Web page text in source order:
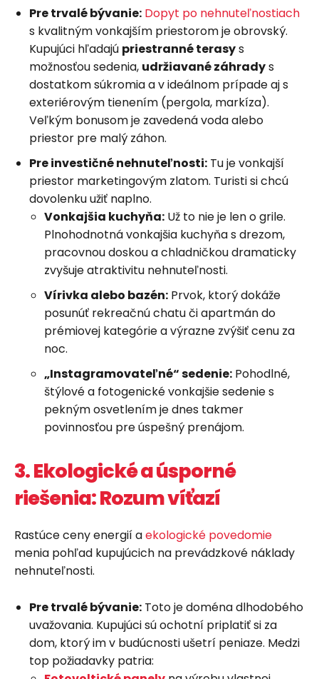
Pre trvalé bývanie: Dopyt po nehnuteľnostiach
s kvalitným vonkajším priestorom je obrovský.
Kupujúci hľadajú priestranné terasys
možnosťou sedenia, udržiavané záhradys
dostatkom súkromia a v ideálnom prípade aj s
exteriérovým tienením (pergola, markíza).
Veľkým bonusom je zavedená voda alebo
priestor pre malý záhon.
Pre investičné nehnuteľnosti: Tu je vonkajší
priestor marketingovým zlatom. Turisti si chcú
dovolenku užiť naplno.
Vonkajšia kuchyňa: Už to nie je len o grile.
Plnohodnotná vonkajšia kuchyňa s drezom,
pracovnou doskou a chladničkou dramaticky
zvyšuje atraktivitu nehnuteľnosti.
Vírivka alebo bazén: Prvok, ktorý dokáže
posunúť rekreačnú chatu či apartmán do
prémiovej kategórie a výrazne zvýšiť cenu za
noc.
„Instagramovateľné“ sedenie: Pohodlné,
štýlové a fotogenické vonkajšie sedenie s
pekným osvetlením je dnes takmer
povinnosťou pre úspešný prenájom.
3. Ekologické a úsporné
riešenia: Rozum víťazí
Rastúce ceny energií aekologické povedomie
menia pohľad kupujúcich na prevádzkové náklady
nehnuteľnosti.
Pre trvalé bývanie: Toto je doména dlhodobého
uvažovania. Kupujúci sú ochotní priplatiť si za
dom, ktorý im v budúcnosti ušetrí peniaze. Medzi
top požiadavky patria: